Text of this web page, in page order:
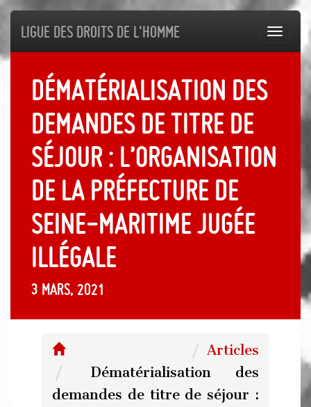
Ligue des droits de l'Homme
Dématérialisation des
demandes de titre de
séjour : l’organisation
de la préfecture de
Seine-maritime jugée
illégale
3 mars, 2021
Articles
Dématérialisation des
demandes de titre de séjour :